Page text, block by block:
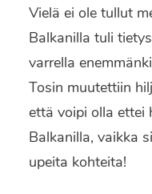
Vielä ei ole tullut
Balkanilla tuli
varrella
Tosin muutettiin
että voipi olla ettei
Balkanilla, vaikka
upeita kohteita!